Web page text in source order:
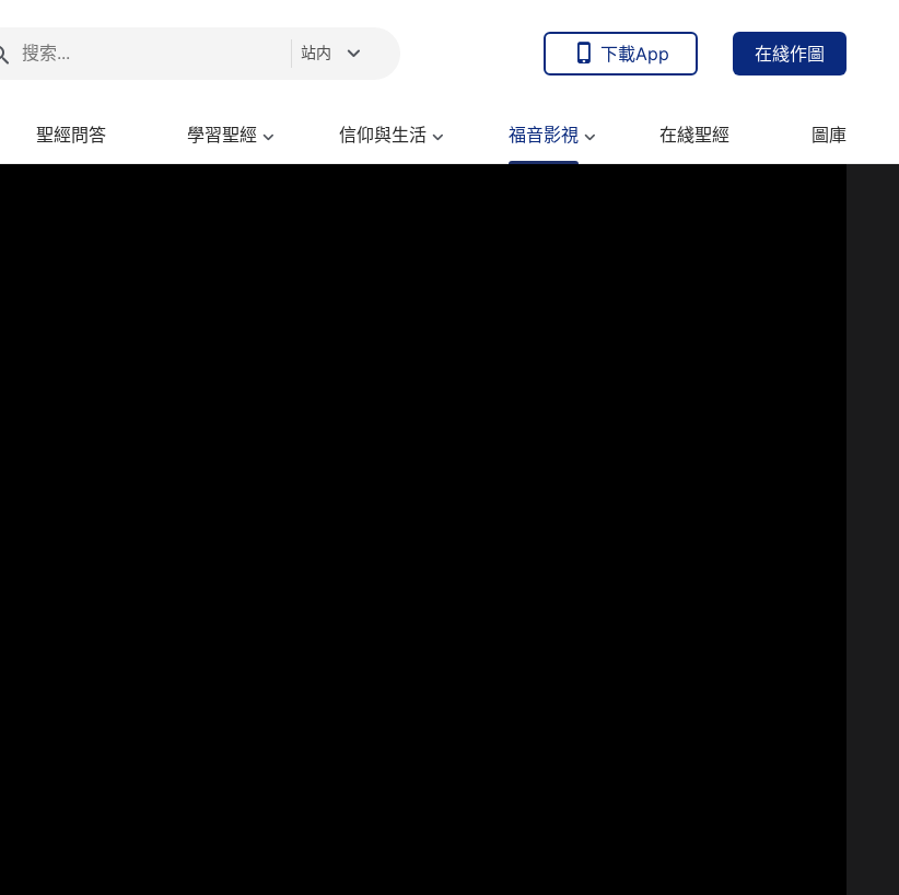
站内 下載App 在綫作圖
聖經問答 學習聖經 信仰與生活 福音影視 在綫聖經 圖庫